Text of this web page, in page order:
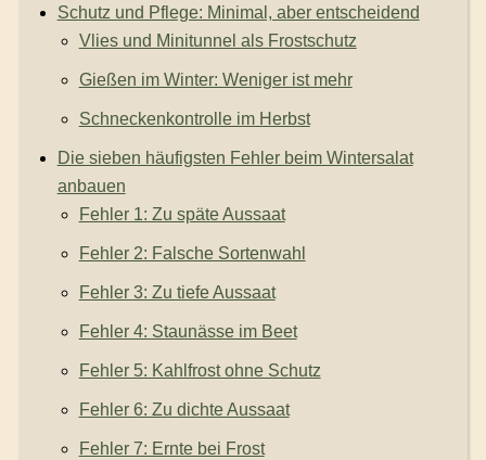
Schutz und Pflege: Minimal, aber entscheidend
Vlies und Minitunnel als Frostschutz
Gießen im Winter: Weniger ist mehr
Schneckenkontrolle im Herbst
Die sieben häufigsten Fehler beim Wintersalat
anbauen
Fehler 1: Zu späte Aussaat
Fehler 2: Falsche Sortenwahl
Fehler 3: Zu tiefe Aussaat
Fehler 4: Staunässe im Beet
Fehler 5: Kahlfrost ohne Schutz
Fehler 6: Zu dichte Aussaat
Fehler 7: Ernte bei Frost